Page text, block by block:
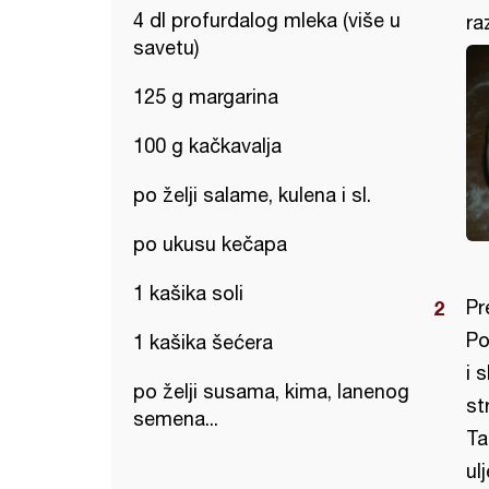
4 dl profurdalog mleka (više u
savetu)
125 g margarina
100 g kačkavalja
po želji salame, kulena i sl.
po ukusu kečapa
1 kašika soli
1 kašika šećera
po želji susama, kima, lanenog
semena...
i